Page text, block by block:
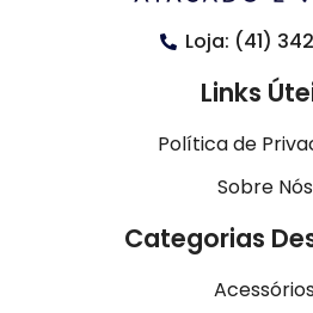
Loja: (41)
Links
Política de
Sobre Nós
Categorias
Acessórios